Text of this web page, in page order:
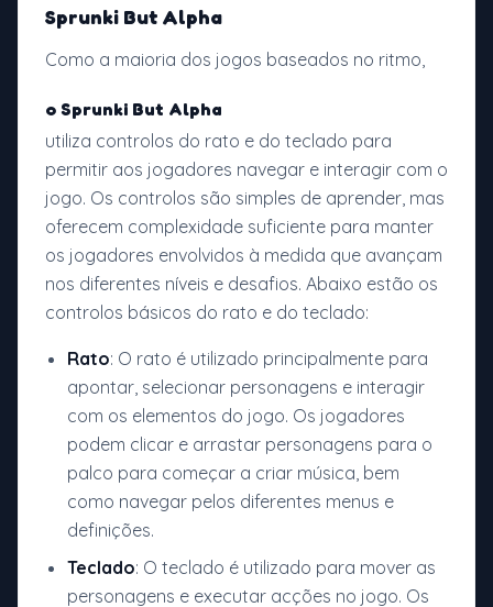
Sprunki But Alpha
Como a maioria dos jogos baseados no ritmo,
o Sprunki But Alpha
utiliza controlos do rato e do teclado para
permitir aos jogadores navegar e interagir com o
jogo. Os controlos são simples de aprender, mas
oferecem complexidade suficiente para manter
os jogadores envolvidos à medida que avançam
nos diferentes níveis e desafios. Abaixo estão os
controlos básicos do rato e do teclado:
Rato: O rato é utilizado principalmente para
apontar, selecionar personagens e interagir
com os elementos do jogo. Os jogadores
podem clicar e arrastar personagens para o
palco para começar a criar música, bem
como navegar pelos diferentes menus e
definições.
Teclado: O teclado é utilizado para mover as
personagens e executar acções no jogo. Os